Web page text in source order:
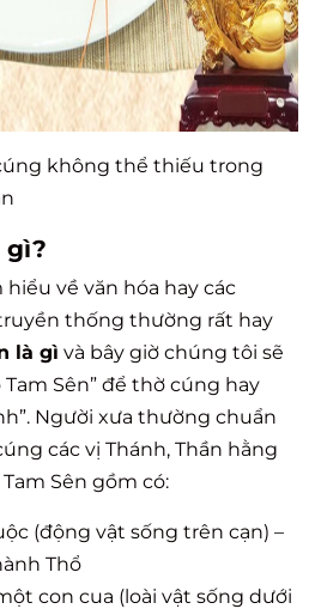
không thể thiếu trong
gì?
về văn hóa hay các
thống thường rất hay
là gì và bây giờ chúng tôi sẽ
Tam Sên” để thờ cúng hay
Người xưa thường chuẩn
các vị Thánh, Thần hằng
Sên gồm có:
(động vật sống trên cạn) –
Thổ
con cua (loài vật sống dưới